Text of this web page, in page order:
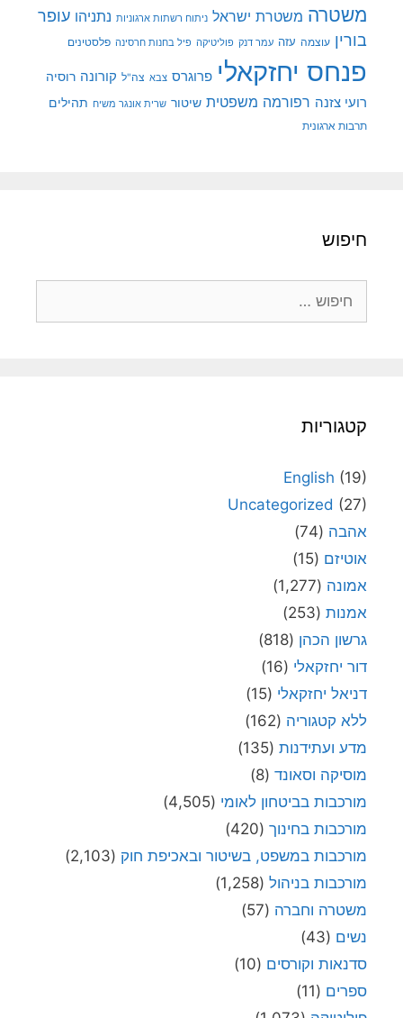
משטרה משטרת ישראל ניתוח רשתות ארגוניות נתניהו עופר
בורין עוצמה עזה עמר דנק פוליטיקה פיל בחנות חרסינה פלסטינים
פנחס יחזקאלי פרוגרס צבא צה"ל קורונה רוסיה
רועי צזנה רפורמה משפטית שיטור שרית אונגר משיח תהילים
תרבות ארגונית
חיפוש
קטגוריות
English (19)
Uncategorized (27)
אהבה (74)
אוטיזם (15)
אמונה (1,277)
אמנות (253)
גרשון הכהן (818)
דור יחזקאלי (16)
דניאל יחזקאלי (15)
ללא קטגוריה (162)
מדע ועתידנות (135)
מוסיקה וסאונד (8)
מורכבות בביטחון לאומי (4,505)
מורכבות בחינוך (420)
מורכבות במשפט, בשיטור ובאכיפת חוק (2,103)
מורכבות בניהול (1,258)
משטרה וחברה (57)
נשים (43)
סדנאות וקורסים (10)
ספרים (11)